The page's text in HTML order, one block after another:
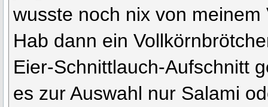
wusste noch nix von meinem
Hab dann ein
Eier-Schnittlauch-Aufschnitt
es zur Auswahl nur Salami